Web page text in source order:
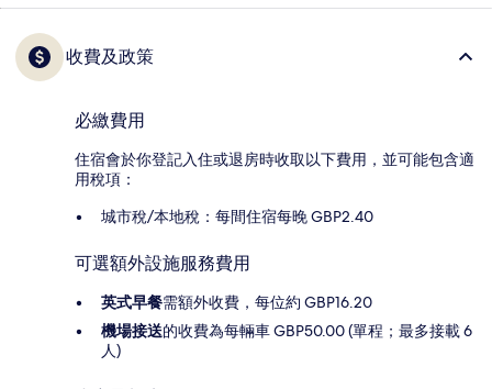
收費及政策
必繳費用
住宿會於你登記入住或退房時收取以下費用，並可能包含適
用稅項：
城市稅/本地稅：每間住宿每晚 GBP2.40
可選額外設施服務費用
英式早餐需額外收費，每位約 GBP16.20
機場接送的收費為每輛車 GBP50.00 (單程；最多接載 6
人)